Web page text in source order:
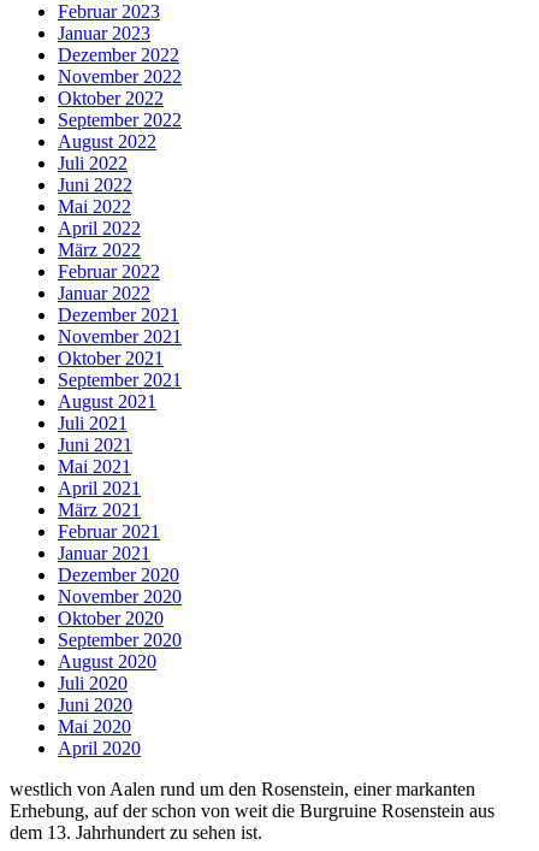
Februar 2023
Januar 2023
Dezember 2022
November 2022
Oktober 2022
September 2022
August 2022
Juli 2022
Juni 2022
Mai 2022
April 2022
März 2022
Februar 2022
Januar 2022
Dezember 2021
November 2021
Oktober 2021
September 2021
August 2021
Juli 2021
Juni 2021
Mai 2021
April 2021
März 2021
Februar 2021
Januar 2021
Dezember 2020
November 2020
Oktober 2020
September 2020
August 2020
Juli 2020
Juni 2020
Mai 2020
April 2020
westlich von Aalen rund um den Rosenstein, einer markanten
Erhebung, auf der schon von weit die Burgruine Rosenstein aus
dem 13. Jahrhundert zu sehen ist.